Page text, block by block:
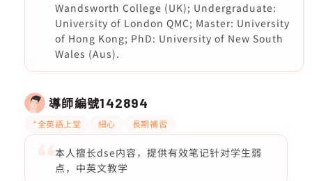
Wandsworth College (UK); Undergraduate:
University of London QMC; Master: University
of Hong Kong; PhD: University of New South
Wales (Aus).
導師編號142894
*全英語上堂 細心 長期補習
本人擅长dse内容，提供有效笔记针对学生弱
点，中英文教学